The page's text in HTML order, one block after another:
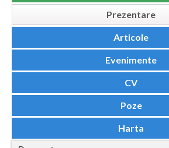
Constanta
Prezentare
Articole
Evenimente
CV
Poze
Harta